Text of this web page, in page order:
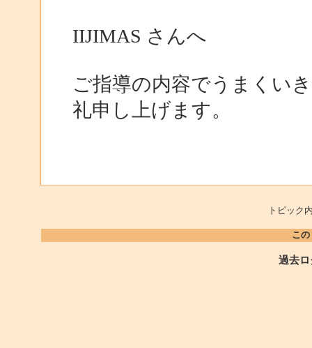
IIJIMAS さんへ
ご指導の内容でうまくい
礼申し上げます。
トピッ
こ
過去